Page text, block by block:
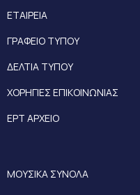
ΕΤΑΙΡΕΙΑ
ΓΡΑΦΕΙΟ ΤΥΠΟΥ
ΔΕΛΤΙΑ ΤΥΠΟΥ
ΧΟΡΗΓΙΕΣ ΕΠΙΚΟΙΝΩΝΙΑΣ
ΕΡΤ ΑΡΧΕΙΟ
ΜΟΥΣΙΚΑ ΣΥΝΟΛΑ